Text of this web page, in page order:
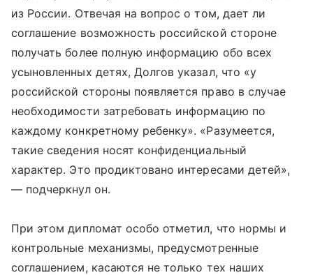
из России. Отвечая на вопрос о том, дает ли
соглашение возможность российской стороне
получать более полную информацию обо всех
усыновленных детях, Долгов указал, что «у
российской стороны появляется право в случае
необходимости затребовать информацию по
каждому конкретному ребенку». «Разумеется,
такие сведения носят конфиденциальный
характер. Это продиктовано интересами детей»,
— подчеркнул он.
При этом дипломат особо отметил, что нормы и
контрольные механизмы, предусмотренные
соглашением, касаются не только тех наших